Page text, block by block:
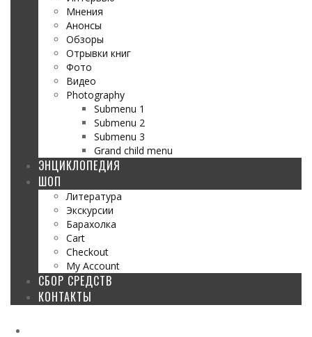
Мнения
Анонсы
Обзоры
Отрывки книг
Фото
Видео
Photography
Submenu 1
Submenu 2
Submenu 3
Grand child menu
ЭНЦИКЛОПЕДИЯ
ШОП
Литература
Экскурсии
Барахолка
Cart
Checkout
My Account
СБОР СРЕДСТВ
КОНТАКТЫ